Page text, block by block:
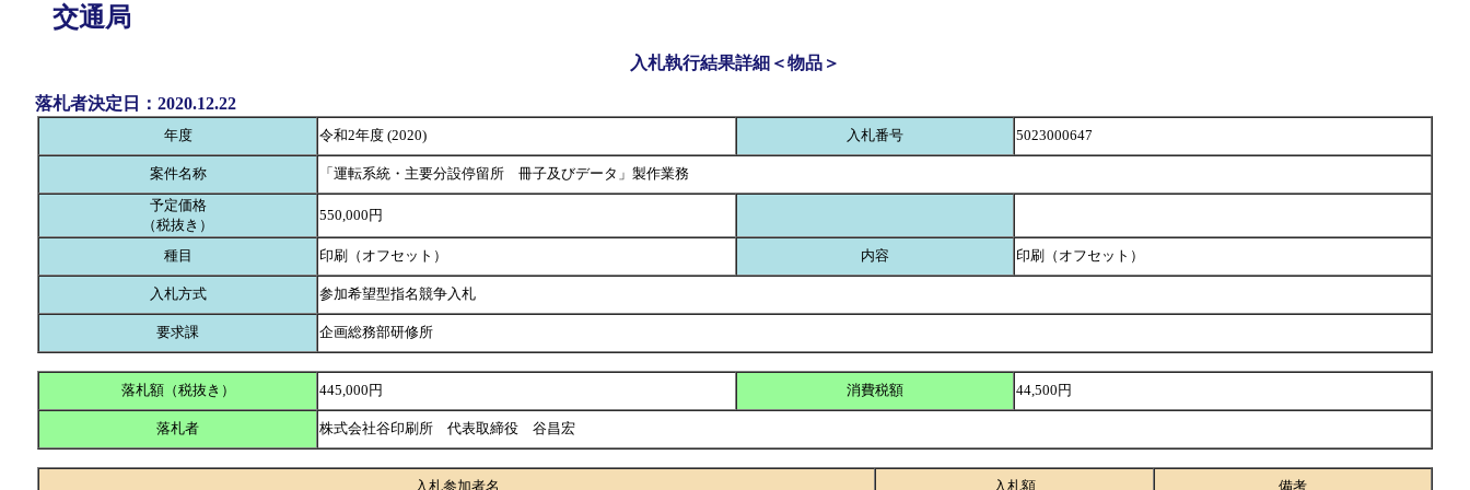
交通局
入札執行結果詳細＜物品＞
落札者決定日：2020.12.22
年度 令和2年度 (2020) 入札番号 5023000647
案件名称
「運転系統・主要分設停留所 冊子及びデータ」製作業務
予定価格
（税抜き）
550,000円
種目 印刷（オフセット） 内容 印刷（オフセット）
入札方式 参加希望型指名競争入札
要求課 企画総務部研修所
落札額（税抜き） 445,000円 消費税額 44,500円
落札者 株式会社谷印刷所 代表取締役 谷昌宏
入札参加者名 入札額 備考